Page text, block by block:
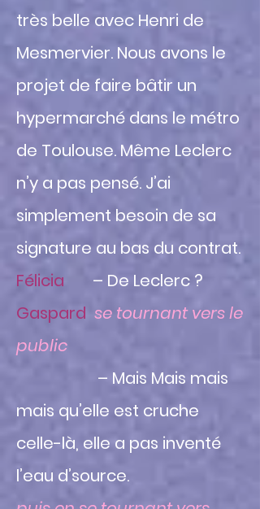
très belle avec Henri de
Mesmervier. Nous avons le
projet de faire bâtir un
hypermarché dans le métro
de Toulouse. Même Leclerc
n’y a pas pensé. J’ai
simplement besoin de sa
signature au bas du contrat.
Félicia – De Leclerc ?
Gaspard se tournant vers le
public
– Mais Mais mais
mais qu’elle est cruche
celle-là, elle a pas inventé
l’eau d’source.